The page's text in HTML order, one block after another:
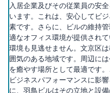
入居企業及びその従業員の安
います。これは、安心してビ
素です。さらに、ビルの維持
適なオフィス環境が提供され
環境も見逃せません。文京区
囲気のある地域です。周辺に
を癒やす場所として最適です
ビジネスパフォーマンスに影
に、羽鳥ビルはその立地と設